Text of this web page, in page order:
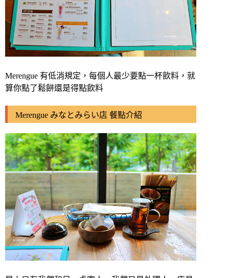
Merengue 有低消規定，每個人最少要點一杯飲料，就
算你點了鬆餅還是得點飲料
Merengue みなとみらい店 餐點介紹